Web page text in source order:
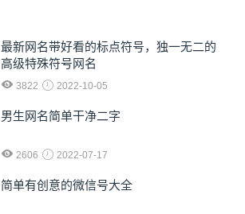
最新网名带好看的标点符号，独一无二的
高级特殊符号网名
3822 2022-10-05
男生网名简单干净二字
2606 2022-07-17
简单有创意的微信号大全